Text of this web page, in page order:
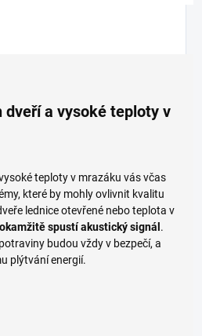
dveří a vysoké teploty v
teploty v mrazáku vás včas
které by mohly ovlivnit kvalitu
lednice otevřené nebo teplota v
spustí akustický signál .
budou vždy v bezpečí, a
plýtvání energií.